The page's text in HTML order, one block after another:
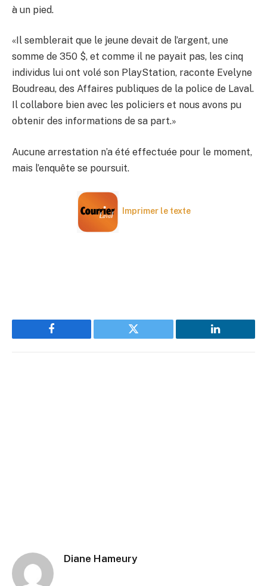
à un pied.
«Il semblerait que le jeune devait de l’argent, une
somme de 350 $, et comme il ne payait pas, les cinq
individus lui ont volé son PlayStation, raconte Evelyne
Boudreau, des Affaires publiques de la police de Laval.
Il collabore bien avec les policiers et nous avons pu
obtenir des informations de sa part.»
Aucune arrestation n’a été effectuée pour le moment,
mais l’enquête se poursuit.
Imprimer le texte
Facebook Twitter LinkedIn
Diane Hameury